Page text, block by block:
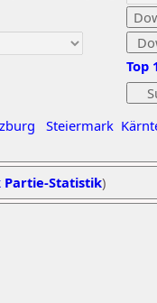
Steiermark
Top
Partie-Statistik)